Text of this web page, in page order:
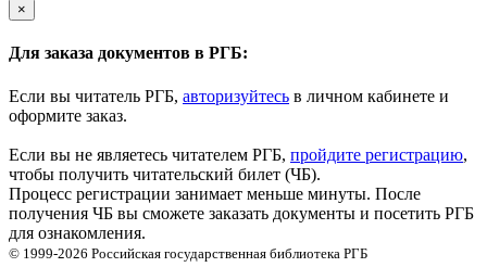
×
Для заказа документов в РГБ:
Если вы читатель РГБ, авторизуйтесь в личном кабинете и
оформите заказ.
Если вы не являетесь читателем РГБ, пройдите регистрацию,
чтобы получить читательский билет (ЧБ).
Процесс регистрации занимает меньше минуты. После
получения ЧБ вы сможете заказать документы и посетить РГБ
для ознакомления.
© 1999-2026 Российская государственная библиотека РГБ